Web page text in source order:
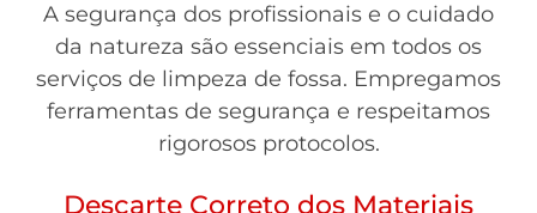
A segurança dos profissionais e o cuidado
da natureza são essenciais em todos os
serviços de limpeza de fossa. Empregamos
ferramentas de segurança e respeitamos
rigorosos protocolos.
Descarte Correto dos Materiais